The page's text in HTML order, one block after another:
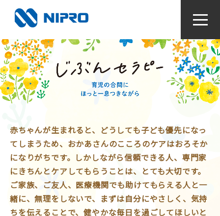
かかりつけ薬局をつくろう！
お薬と病気のなるほどライブラリ
視て！聴いて！知っとく健康動画
感染症対策〜手指衛生って何？〜
検査値はからだの通信簿
赤ちゃんが生まれると、どうしても子ども優先になっ
てしまうため、おかあさんのこころのケアはおろそか
になりがちです。しかしながら信頼できる人、専門家
にきちんとケアしてもらうことは、とても大切です。
ご家族、ご友人、医療機関でも助けてもらえる人と一
緒に、無理をしないで、まずは自分にやさしく、気持
ちを伝えることで、健やかな毎日を過ごしてほしいと